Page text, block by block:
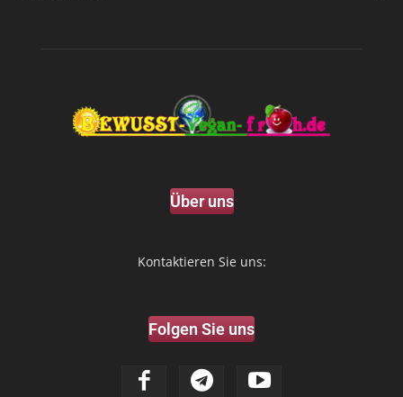
Über uns
Kontaktieren Sie uns:
Folgen Sie uns